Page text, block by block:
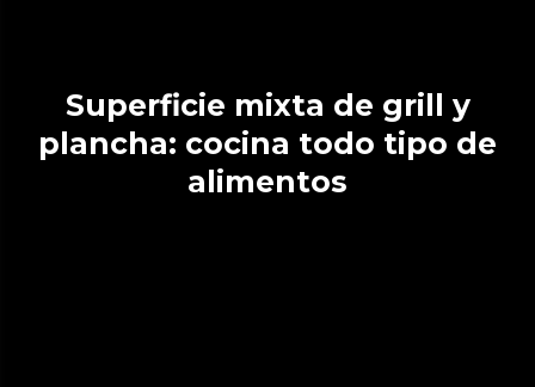
Superficie mixta de grill y
plancha: cocina todo tipo de
alimentos